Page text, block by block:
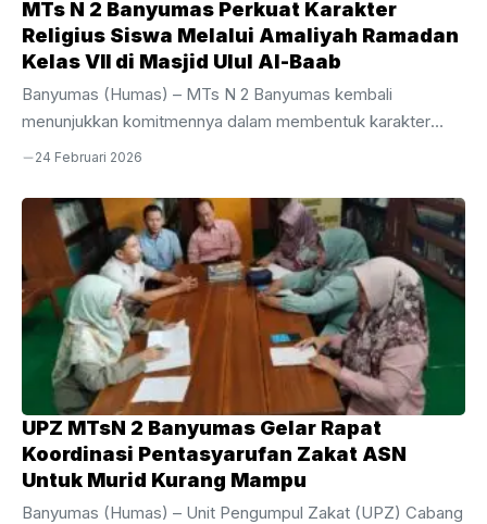
MTs N 2 Banyumas Perkuat Karakter
Religius Siswa Melalui Amaliyah Ramadan
Kelas VII di Masjid Ulul Al-Baab
Banyumas (Humas) – MTs N 2 Banyumas kembali
menunjukkan komitmennya dalam membentuk karakter
siswa melalui penyelenggaraan kegiatan Amaliyah Ramadan
dimulai pada hari pertamamasuk sekolah diikuti dengan
penuh antusias oleh seluruh murid kelas VII. Sebagai
pembuka rangkaian agenda yang telah dijadwalkan secara
bertingkat untuk setiap level kelas. Pelaksanaan secara
bergiliran ini sengaja dirancang oleh pihak madrasah agar
proses pembinaan spiritual berjalan lebih efektif, kondusif,
dan tepat sasaran bagi setiap jenjang usia siswa, Senin, ...
24 Februari 2026
UPZ MTsN 2 Banyumas Gelar Rapat
Koordinasi Pentasyarufan Zakat ASN
Untuk Murid Kurang Mampu
Banyumas (Humas) – Unit Pengumpul Zakat (UPZ) Cabang